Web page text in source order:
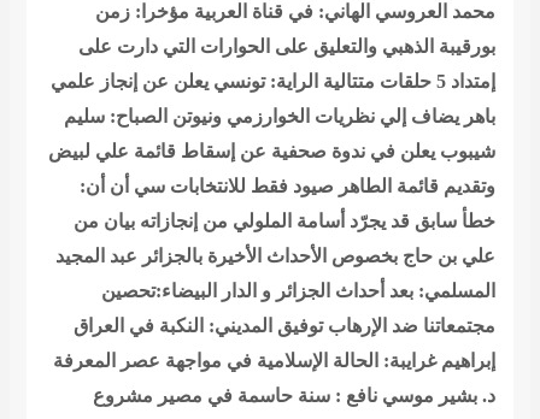
محمد العروسي الهاني: في قناة العربية مؤخرا: زمن
بورقيبة الذهبي والتعليق على الحوارات التي دارت على
إمتداد 5 حلقات متتالية
الراية: تونسي يعلن عن إنجاز علمي
باهر يضاف إلي نظريات الخوارزمي ونيوتن الصباح: سليم
شيبوب يعلن في ندوة صحفية عن إسقاط قائمة علي لبيض
وتقديم قائمة الطاهر صيود فقط للانتخابات سي أن أن:
خطأ سابق قد يجرّد أسامة الملولي من إنجازاته بيان من
علي بن حاج بخصوص الأحداث الأخيرة بالجزائر عبد المجيد
المسلمي: بعد أحداث الجزائر و الدار البيضاء:تحصين
مجتمعاتنا ضد الإرهاب توفيق المديني: النكبة في العراق
إبراهيم غرايبة: الحالة الإسلامية في مواجهة عصر المعرفة
د. بشير موسي نافع : سنة حاسمة في مصير مشروع